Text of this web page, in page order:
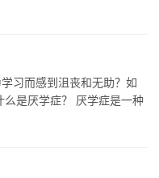
习而感到沮丧和无助？如
是厌学症？ 厌学症是一种